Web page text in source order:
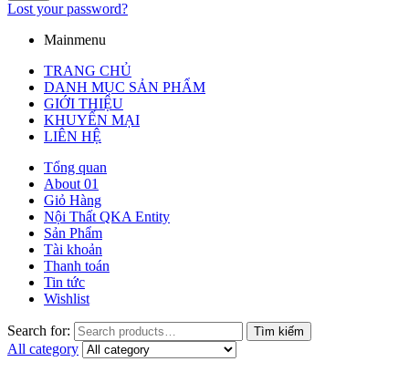
Lost your password?
Mainmenu
TRANG CHỦ
DANH MỤC SẢN PHẨM
GIỚI THIỆU
KHUYẾN MẠI
LIÊN HỆ
Tổng quan
About 01
Giỏ Hàng
Nội Thất QKA Entity
Sản Phẩm
Tài khoản
Thanh toán
Tin tức
Wishlist
Search for: Tìm kiếm
All category